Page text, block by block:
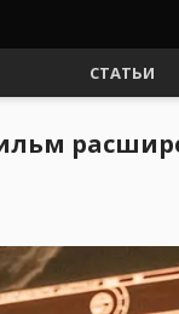
СТАТЬИ